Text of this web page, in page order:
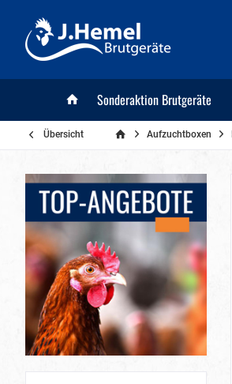
Sonderaktion Brutgeräte
Übersicht Aufzuchtboxen